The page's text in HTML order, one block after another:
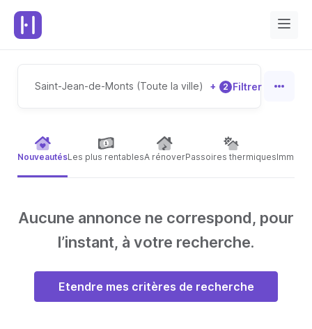
Saint-Jean-de-Monts (Toute la ville) + 2 Filtrer
NouveautésLes plus rentablesA rénoverPassoires thermiques
Aucune annonce ne correspond, pour
l’instant, à votre recherche.
Etendre mes critères de recherche